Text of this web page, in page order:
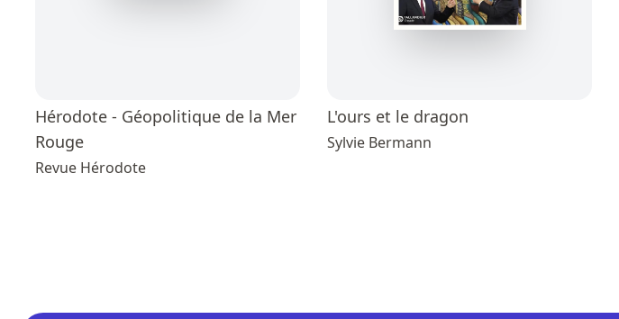
Hérodote - Géopolitique de la Mer
Rouge
Revue Hérodote
L'ours et le dragon
Sylvie Bermann